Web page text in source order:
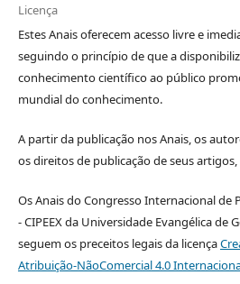
Licença
Estes Anais oferecem acesso livre e
seguindo o princípio de que a
conhecimento científico ao público
mundial do conhecimento.
A partir da publicação nos Anais, os
os direitos de publicação de seus
Os Anais do Congresso Internacional de
- CIPEEX da Universidade Evangélica de
seguem os preceitos legais da licença
Atribuição-NãoComercial 4.0